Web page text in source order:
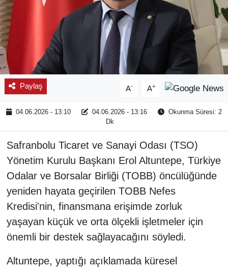
Paylaş A- A+
04.06.2026 - 13:10 04.06.2026 - 13:16
Okunma Süresi: 2
Dk
Safranbolu Ticaret ve Sanayi Odası (TSO)
Yönetim Kurulu Başkanı Erol Altuntepe, Türkiye
Odalar ve Borsalar Birliği (TOBB) öncülüğünde
yeniden hayata geçirilen TOBB Nefes
Kredisi'nin, finansmana erişimde zorluk
yaşayan küçük ve orta ölçekli işletmeler için
önemli bir destek sağlayacağını söyledi.
Altuntepe, yaptığı açıklamada küresel
KÜLTÜR SANAT
MAGAZİN